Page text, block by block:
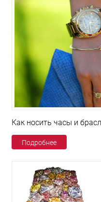
Как носить часы и
Подробнее